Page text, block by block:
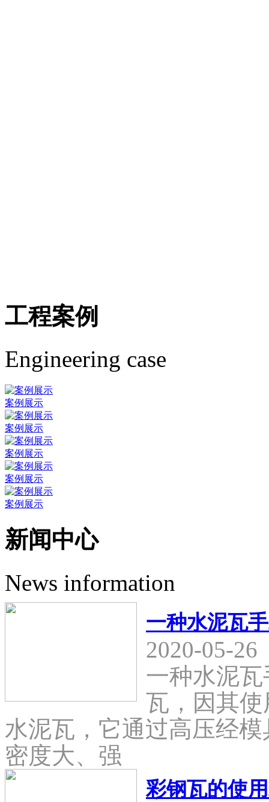
工程案例
Engineering case
案例展示
案例展示
案例展示
案例展示
案例展示
新闻中心
News information
一种水泥瓦
2020-05-26
一种水泥
瓦，因其
水泥瓦，它通过高压经
密度大、强
彩钢瓦的使